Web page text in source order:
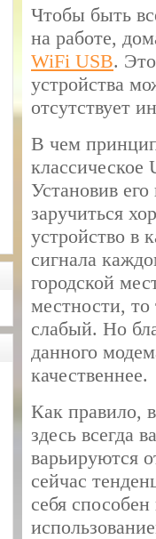
Чтобы быть
на работе,
WiFi USB.
устройства
отсутствует
В чем
классическое
Установив
заручиться
устройство в
сигнала
городской
местности,
слабый. Но
данного
качественнее.
Как правило,
здесь всегда
варьируются
сейчас
себя